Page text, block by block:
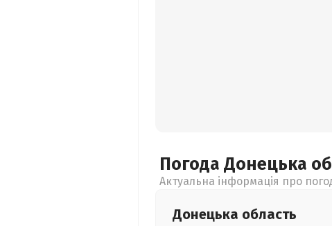
Погода Донецька
Актуальна інформація про
Донецька область